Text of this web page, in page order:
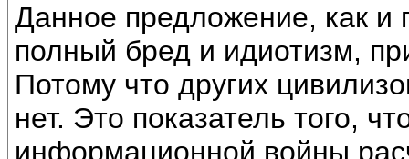
Данное предложение, как и
полный бред и идиотизм,
Потому что других
нет. Это показатель того,
информационной войны